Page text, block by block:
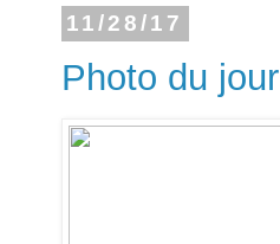
11/28/17
Photo du jour